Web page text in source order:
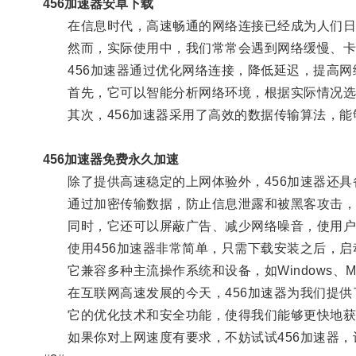
456加速器安卓下载
在信息时代，高速畅通的网络连接已经成为人们日
然而，实际使用中，我们常常会遇到网络缓慢、卡
456加速器通过优化网络连接，降低延迟，提高网
首先，它可以智能分析网络环境，根据实际情况
其次，456加速器采用了高效的数据传输算法，能
456加速器免费永久加速
除了提供高速稳定的上网体验外，456加速器还具
通过加密传输数据，防止信息泄露和被黑客攻击，
同时，它还可以屏蔽广告、减少网络噪音，使用户
使用456加速器非常简单，只需下载安装之后，启
它兼容多种主流操作系统和设备，如Windows、
在互联网高速发展的今天，456加速器为我们提供
它的优化技术和安全功能，使得我们能够更快地
如果你对上网速度有要求，不妨试试456加速器，